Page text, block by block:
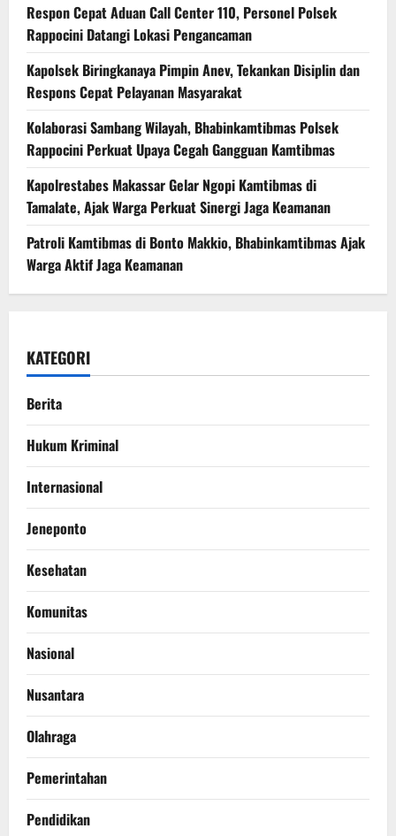
Respon Cepat Aduan Call Center 110, Personel Polsek
Rappocini Datangi Lokasi Pengancaman
Kapolsek Biringkanaya Pimpin Anev, Tekankan Disiplin dan
Respons Cepat Pelayanan Masyarakat
Kolaborasi Sambang Wilayah, Bhabinkamtibmas Polsek
Rappocini Perkuat Upaya Cegah Gangguan Kamtibmas
Kapolrestabes Makassar Gelar Ngopi Kamtibmas di
Tamalate, Ajak Warga Perkuat Sinergi Jaga Keamanan
Patroli Kamtibmas di Bonto Makkio, Bhabinkamtibmas Ajak
Warga Aktif Jaga Keamanan
KATEGORI
Berita
Hukum Kriminal
Internasional
Jeneponto
Kesehatan
Komunitas
Nasional
Nusantara
Olahraga
Pemerintahan
Pendidikan